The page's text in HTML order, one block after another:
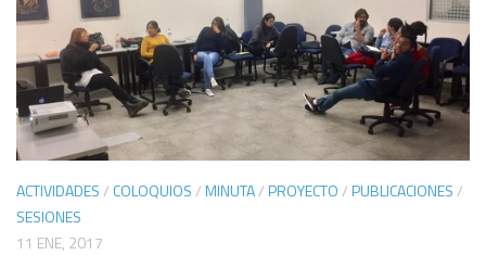
Objetivos
Informe 2013-2015
Informe 2015-2018
Informe 2019-2023
Herramientas digitales
Hashtag en twitter: #SeminarioTF
VAE
ACTIVIDADES/ COLOQUIOS/MINUTA/PROYECTO/PUBLICACIONES/
SESIONES
11 ENE, 2017